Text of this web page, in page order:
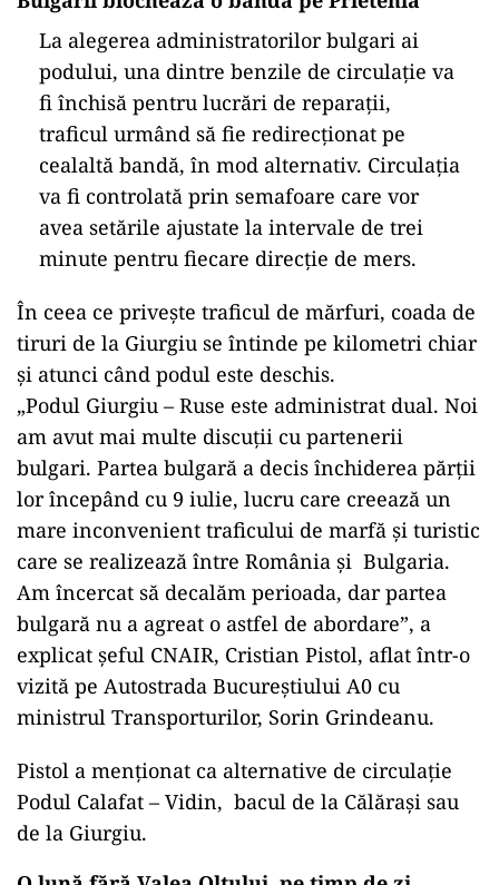
La alegerea administratorilor bulgari ai
podului, una dintre benzile de circulație va
fi închisă pentru lucrări de reparații,
traficul urmând să fie redirecționat pe
cealaltă bandă, în mod alternativ. Circulația
va fi controlată prin semafoare care vor
avea setările ajustate la intervale de trei
minute pentru fiecare direcție de mers.
În ceea ce privește traficul de mărfuri, coada de
tiruri de la Giurgiu se întinde pe kilometri chiar
și atunci când podul este deschis.
„Podul Giurgiu – Ruse este administrat dual. Noi
am avut mai multe discuții cu partenerii
bulgari. Partea bulgară a decis închiderea părții
lor începând cu 9 iulie, lucru care creează un
mare inconvenient traficului de marfă și turistic
care se realizează între România și Bulgaria.
Am încercat să decalăm perioada, dar partea
bulgară nu a agreat o astfel de abordare”, a
explicat șeful CNAIR, Cristian Pistol, aflat într-o
vizită pe Autostrada Bucureștiului A0 cu
ministrul Transporturilor, Sorin Grindeanu.
Pistol a menționat ca alternative de circulație
Podul Calafat – Vidin, bacul de la Călărași sau
de la Giurgiu.